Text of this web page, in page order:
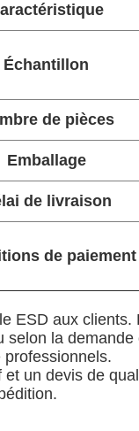
Échantillon
de pièces
Emballage
de livraison
de paiement
ESD aux
selon la demande
un devis de